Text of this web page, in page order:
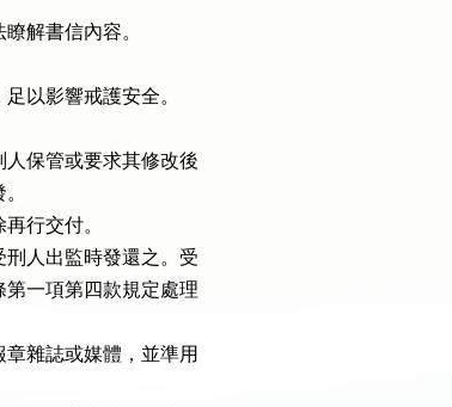
解書信內容。
以影響戒護安全。
保管或要求其修改後
行交付。
人出監時發還之。受
一項第四款規定處理
雜誌或媒體，並準用